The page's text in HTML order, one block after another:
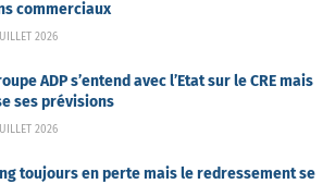
commerciaux
2026
ADP s’entend avec l’Etat sur le CRE mais
ses prévisions
2026
toujours en perte mais le redressement se